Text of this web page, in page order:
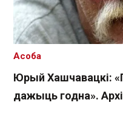
Юрый Хашчавацкі:
дажыць годна».
Асоба